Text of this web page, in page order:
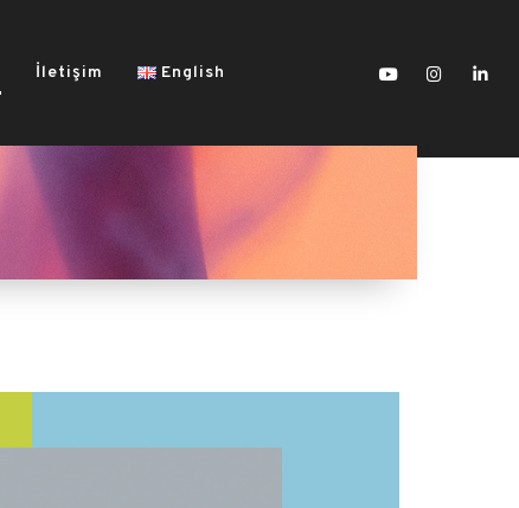
İletişim English